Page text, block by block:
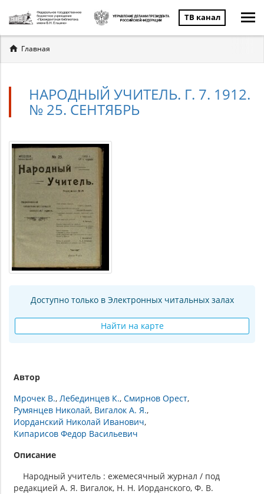
ТВ канал
Вы
здесь
Главная
НАРОДНЫЙ УЧИТЕЛЬ. Г. 7. 1912.
№ 25. СЕНТЯБРЬ
Доступно только в Электронных читальных залах
Найти на карте
Автор
Мрочек В. Лебединцев К. Смирнов Орест
Румянцев Николай Вигалок А. Я.
Иорданский Николай Иванович
Кипарисов Федор Васильевич
Описание
Народный учитель : ежемесячный журнал / под
редакцией А. Я. Вигалок, Н. Н. Иорданского, Ф. В.